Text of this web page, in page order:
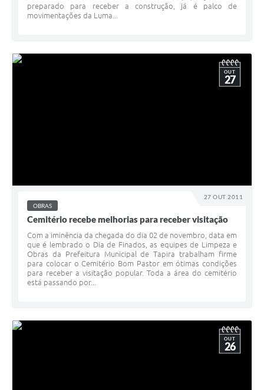
preparado para receber a construção, já é palco de
movimentações da Luma...
27 OUT 2011
OUT
27
OBRAS
Cemitério recebe melhorias para receber visitação
Com a iminência da chegada do dia 02 de novembro, data em
que é lembrado o Dia de Finados, as equipes de Limpeza e
Obras da Prefeitura Municipal de Tapira trabalham firme
para colocar o Cemitério Bom Pastor em ótimas condições
para receber a visitação popular. Toda a área do cemitério
está passando por...
OUT
26